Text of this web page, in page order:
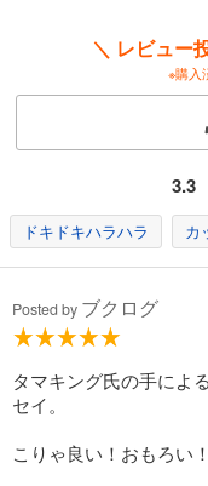
＼ レビュー
※購入
3.3
ドキドキハラハラ カ
Posted by ブクログ
タマキング氏の手によ
セイ。
こりゃ良い！おもろい！